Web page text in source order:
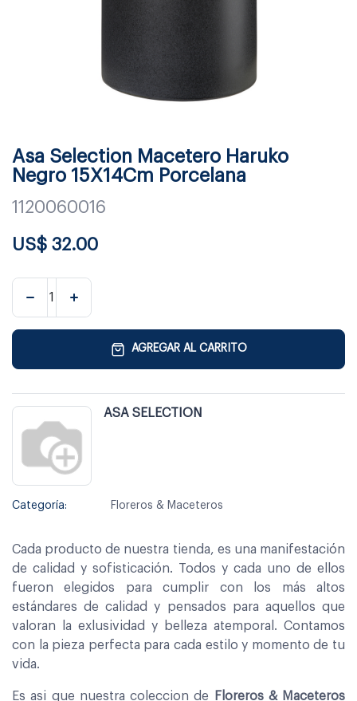
Asa Selection Macetero Haruko
Negro 15X14Cm Porcelana
1120060016
US$ 32.00
AGREGAR AL CARRITO
ASA SELECTION
Categoría: Floreros & Maceteros
Cada producto de nuestra tienda, es una manifestación
de calidad y sofisticación. Todos y cada uno de ellos
fueron elegidos para cumplir con los más altos
estándares de calidad y pensados para aquellos que
valoran la exlusividad y belleza atemporal. Contamos
con la pieza perfecta para cada estilo y momento de tu
vida.
Es asi que nuestra coleccion de
Floreros & Maceteros